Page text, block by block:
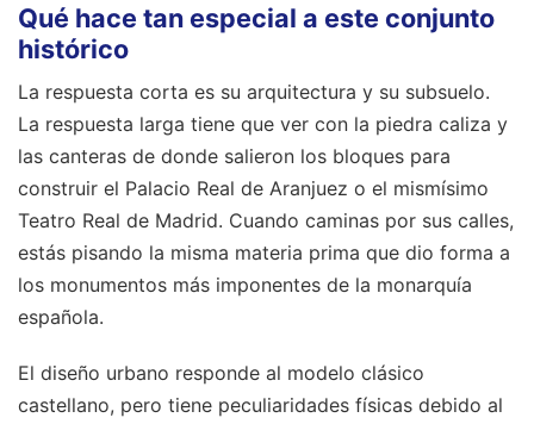
Qué hace tan especial a este conjunto
histórico
La respuesta corta es su arquitectura y su subsuelo.
La respuesta larga tiene que ver con la piedra caliza y
las canteras de donde salieron los bloques para
construir el Palacio Real de Aranjuez o el mismísimo
Teatro Real de Madrid. Cuando caminas por sus calles,
estás pisando la misma materia prima que dio forma a
los monumentos más imponentes de la monarquía
española.
El diseño urbano responde al modelo clásico
castellano, pero tiene peculiaridades físicas debido al